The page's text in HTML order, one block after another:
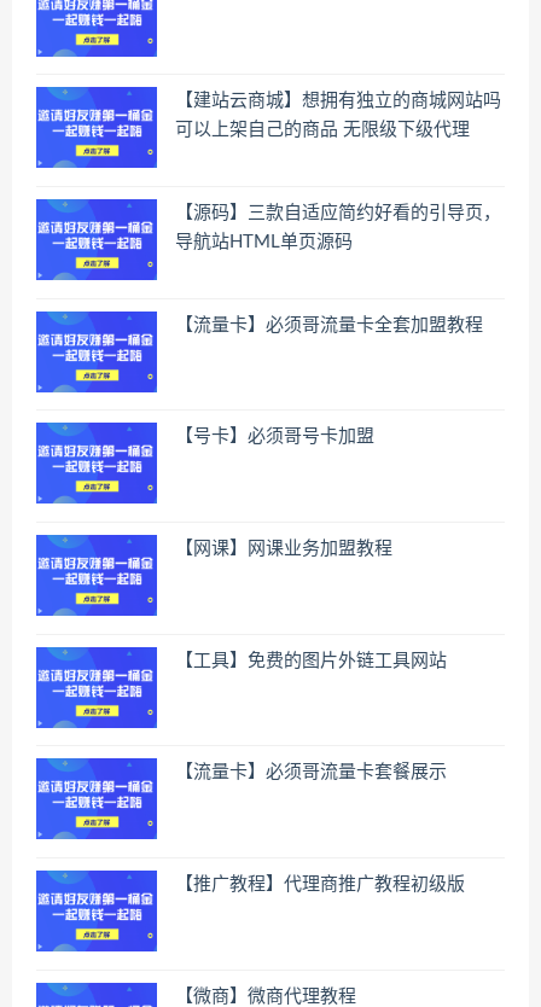
【建站云商城】想拥有独立的商城网站吗
可以上架自己的商品 无限级下级代理
【源码】三款自适应简约好看的引导页，
导航站HTML单页源码
【流量卡】必须哥流量卡全套加盟教程
【号卡】必须哥号卡加盟
【网课】网课业务加盟教程
【工具】免费的图片外链工具网站
【流量卡】必须哥流量卡套餐展示
【推广教程】代理商推广教程初级版
【微商】微商代理教程